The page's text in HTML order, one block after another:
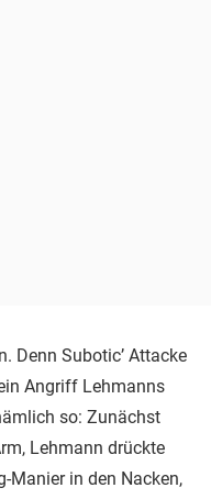
Denn Subotic’ Attacke
Angriff Lehmanns
so: Zunächst
Lehmann drückte
Manier in den Nacken,